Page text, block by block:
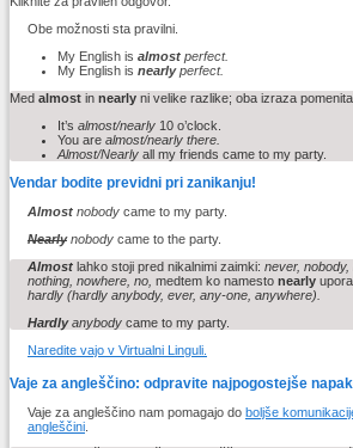
Obe možnosti sta pravilni.
My English is almost perfect.
My English is nearlyperfect.
Med almost in nearly ni velike razlike; oba izraza
It’s almost/nearly 10 o’clock.
You are almost/nearly there.
Almost/Nearly all my friends came to my party.
Vendar bodite previdni pri zanikanju!
Almost nobody came to my party.
Nearlynobody came to the party.
Almost lahko stoji pred nikalnimi zaimki: never, nobody,
nothing, nowhere, no, medtem ko namesto nearly
hardly (hardly anybody, ever, any-one, anywhere).
Hardlyanybody came to my party.
Naredite vajo v Virtualni Linguli.
Vaje za angleščino: odpravite najpogostejše
Vaje za angleščino nam pomagajo do boljše
angleščini